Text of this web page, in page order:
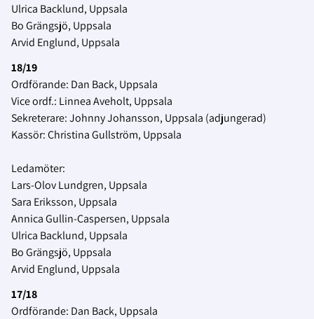
Ulrica Backlund, Uppsala
Bo Grängsjö, Uppsala
Arvid Englund, Uppsala
18/19
Ordförande: Dan Back, Uppsala
Vice ordf.: Linnea Aveholt, Uppsala
Sekreterare: Johnny Johansson, Uppsala (adjungerad)
Kassör: Christina Gullström, Uppsala
Ledamöter:
Lars-Olov Lundgren, Uppsala
Sara Eriksson, Uppsala
Annica Gullin-Caspersen, Uppsala
Ulrica Backlund, Uppsala
Bo Grängsjö, Uppsala
Arvid Englund, Uppsala
17/18
Ordförande: Dan Back, Uppsala